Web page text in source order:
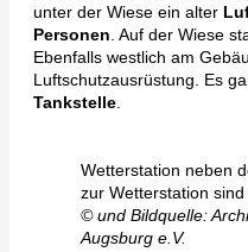
unter der Wiese ein alter
Personen . Auf der Wiese
Ebenfalls westlich am
Luftschutzausrüstung. Es
Tankstelle
Wetterstation neben
zur Wetterstation
© und Bildquelle:
Augsburg e.V.